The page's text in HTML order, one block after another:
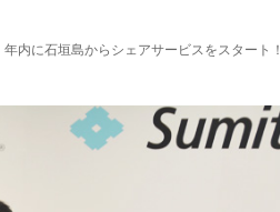
内に石垣島からシェアサービスをスタート！